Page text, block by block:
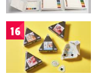
16